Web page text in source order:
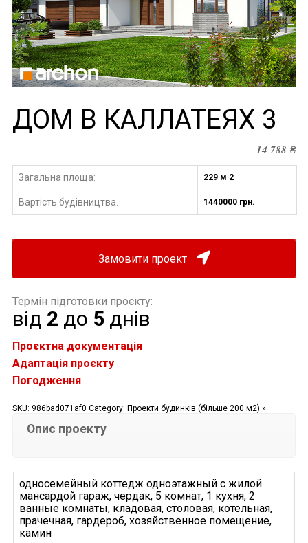
ДОМ В КАЛЛАТЕЯХ 3
14 788₴
Загальна площа: 229 м 2
Вартість будівництва: 1440000 грн.
Замовити проект
Термін підготовки проєкту:
від 2 до 5 днів
Проєктна документація
Адаптація проєкту
Погодження
SKU: 986bad071af0 Category: Проекти будинків (більше 200 м2) »
Опис проекту
односемейный коттедж одноэтажный с жилой
мансардой гараж, чердак, 5 комнат, 1 кухня, 2
ванные комнаты, кладовая, столовая, котельная,
прачечная, гардероб, хозяйственное помещение,
камин